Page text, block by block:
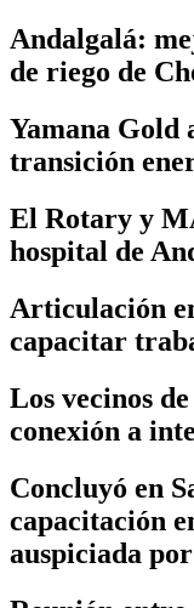
Andalgalá:
de riego de
Yamana Gold
transición
El Rotary y
hospital de
Articulación
capacitar
Los vecinos
conexión a
Concluyó en
capacitación
auspiciada